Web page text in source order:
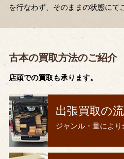
を行なわず、そのままの状態にて
古本の買取方法のご紹介
店頭での買取も承ります。
出張買取の
ジャンル・量により